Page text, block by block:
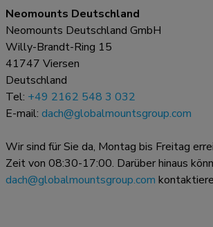
Neomounts Deutschland
Neomounts Deutschland GmbH
Willy-Brandt-Ring 15
41747 Viersen
Deutschland
Tel: +49 2162 548 3 032
E-mail: dach@globalmountsgroup.com
Wir sind für Sie da, Montag bis Freitag
Zeit von 08:30-17:00. Darüber hinaus
dach@globalmountsgroup.com